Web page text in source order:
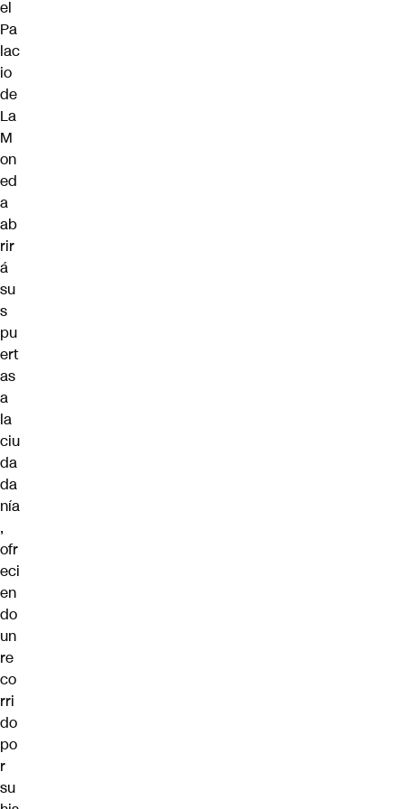
el
Pa
lac
io
de
La
M
on
ed
a
ab
rir
á
su
s
pu
ert
as
a
la
ciu
da
da
nía
,
ofr
eci
en
do
un
re
co
rri
do
po
r
su